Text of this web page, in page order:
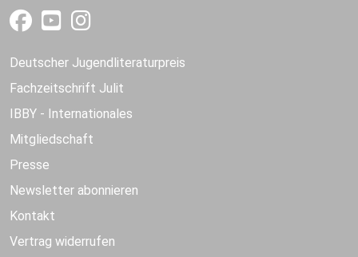
Deutscher Jugendliteraturpreis
Fachzeitschrift Julit
IBBY - Internationales
Mitgliedschaft
Presse
Newsletter abonnieren
Kontakt
Vertrag widerrufen